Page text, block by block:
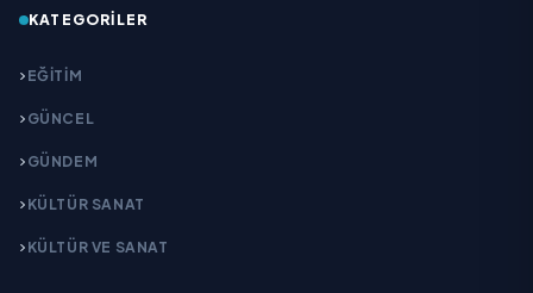
KATEGORILER
EĞITIM
GÜNCEL
GÜNDEM
KÜLTÜR SANAT
KÜLTÜR VE SANAT